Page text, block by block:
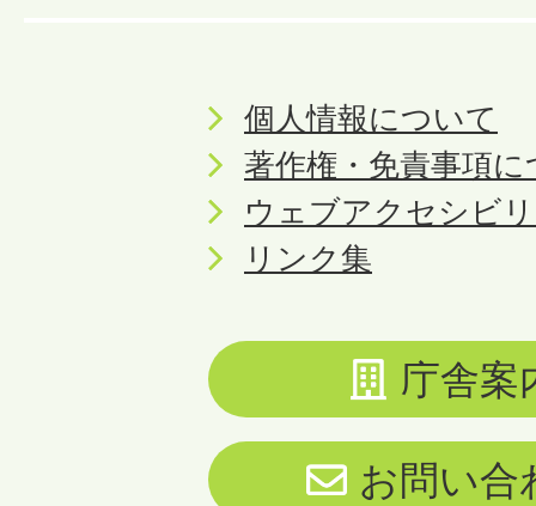
個人情報について
著作権・免責事項
ウェブアクセシビ
リンク集
庁舎案
お問い合